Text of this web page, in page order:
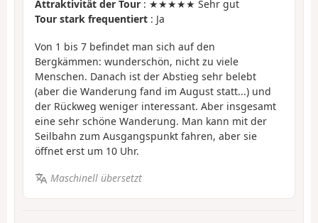
Attraktivität der Tour : ★★★★★ Sehr gut
Tour stark frequentiert : Ja
Von 1 bis 7 befindet man sich auf den
Bergkämmen: wunderschön, nicht zu viele
Menschen. Danach ist der Abstieg sehr belebt
(aber die Wanderung fand im August statt...) und
der Rückweg weniger interessant. Aber insgesamt
eine sehr schöne Wanderung. Man kann mit der
Seilbahn zum Ausgangspunkt fahren, aber sie
öffnet erst um 10 Uhr.
Maschinell übersetzt